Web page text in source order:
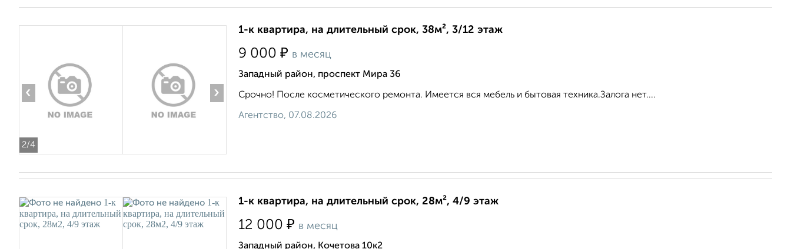
2/4
‹ ›
1-к квартира, на длительный срок, 38м², 3/12 этаж
9 000 ₽ в месяц
Западный район, проспект Мира 36
Срочно! После косметического ремонта. Имеется вся мебель и бытовая техника.Залога нет....
Агентство, 07.08.2026
1-к квартира, на длительный срок, 28м², 4/9 этаж
12 000 ₽ в месяц
Западный район, Кочетова 10к2